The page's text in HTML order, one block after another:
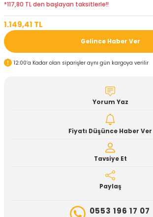
*117,80 TL den başlayan taksitlerle!!
1.149,41 TL
Gelince Haber Ver
12:00’a Kadar olan siparişler aynı gün kargoya verilir
Yorum Yaz
Fiyatı Düşünce Haber Ver
Tavsiye Et
Paylaş
0553 196 17 07